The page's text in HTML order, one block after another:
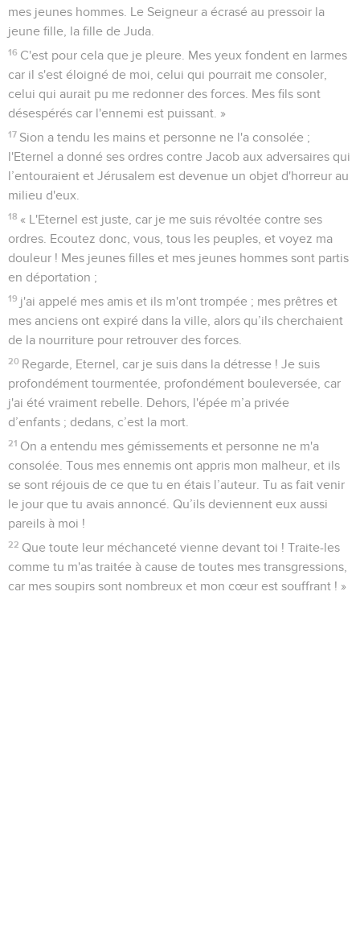
mes jeunes hommes. Le Seigneur a écrasé au pressoir la
jeune fille, la fille de Juda.
16 C'est pour cela que je pleure. Mes yeux fondent en larmes
car il s'est éloigné de moi, celui qui pourrait me consoler,
celui qui aurait pu me redonner des forces. Mes fils sont
désespérés car l'ennemi est puissant. »
17 Sion a tendu les mains et personne ne l'a consolée ;
l'Eternel a donné ses ordres contre Jacob aux adversaires qui
l’entouraient et Jérusalem est devenue un objet d'horreur au
milieu d'eux.
18 « L'Eternel est juste, car je me suis révoltée contre ses
ordres. Ecoutez donc, vous, tous les peuples, et voyez ma
douleur ! Mes jeunes filles et mes jeunes hommes sont partis
en déportation ;
19 j'ai appelé mes amis et ils m'ont trompée ; mes prêtres et
mes anciens ont expiré dans la ville, alors qu’ils cherchaient
de la nourriture pour retrouver des forces.
20 Regarde, Eternel, car je suis dans la détresse ! Je suis
profondément tourmentée, profondément bouleversée, car
j'ai été vraiment rebelle. Dehors, l'épée m’a privée
d’enfants ; dedans, c’est la mort.
21 On a entendu mes gémissements et personne ne m'a
consolée. Tous mes ennemis ont appris mon malheur, et ils
se sont réjouis de ce que tu en étais l’auteur. Tu as fait venir
le jour que tu avais annoncé. Qu’ils deviennent eux aussi
pareils à moi !
22 Que toute leur méchanceté vienne devant toi ! Traite-les
comme tu m'as traitée à cause de toutes mes transgressions,
car mes soupirs sont nombreux et mon cœur est souffrant ! »